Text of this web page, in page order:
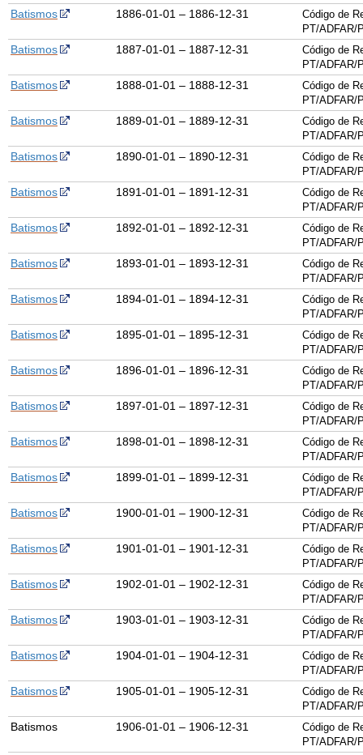
Batismos 1886-01-01 – 1886-12-31
Código de
PT/ADFAR/
Batismos 1887-01-01 – 1887-12-31
Código de
PT/ADFAR/
Batismos 1888-01-01 – 1888-12-31
Código de
PT/ADFAR/
Batismos 1889-01-01 – 1889-12-31
Código de
PT/ADFAR/
Batismos 1890-01-01 – 1890-12-31
Código de
PT/ADFAR/
Batismos 1891-01-01 – 1891-12-31
Código de
PT/ADFAR/
Batismos 1892-01-01 – 1892-12-31
Código de
PT/ADFAR/
Batismos 1893-01-01 – 1893-12-31
Código de
PT/ADFAR/
Batismos 1894-01-01 – 1894-12-31
Código de
PT/ADFAR/
Batismos 1895-01-01 – 1895-12-31
Código de
PT/ADFAR/
Batismos 1896-01-01 – 1896-12-31
Código de
PT/ADFAR/
Batismos 1897-01-01 – 1897-12-31
Código de
PT/ADFAR/
Batismos 1898-01-01 – 1898-12-31
Código de
PT/ADFAR/
Batismos 1899-01-01 – 1899-12-31
Código de
PT/ADFAR/
Batismos 1900-01-01 – 1900-12-31
Código de
PT/ADFAR/
Batismos 1901-01-01 – 1901-12-31
Código de
PT/ADFAR/
Batismos 1902-01-01 – 1902-12-31
Código de
PT/ADFAR/
Batismos 1903-01-01 – 1903-12-31
Código de
PT/ADFAR/
Batismos 1904-01-01 – 1904-12-31
Código de
PT/ADFAR/
Batismos 1905-01-01 – 1905-12-31
Código de
PT/ADFAR/
Batismos 1906-01-01 – 1906-12-31
Código de
PT/ADFAR/